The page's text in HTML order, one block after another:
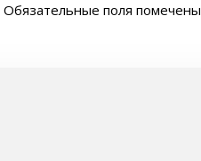
Обязательные поля помечены